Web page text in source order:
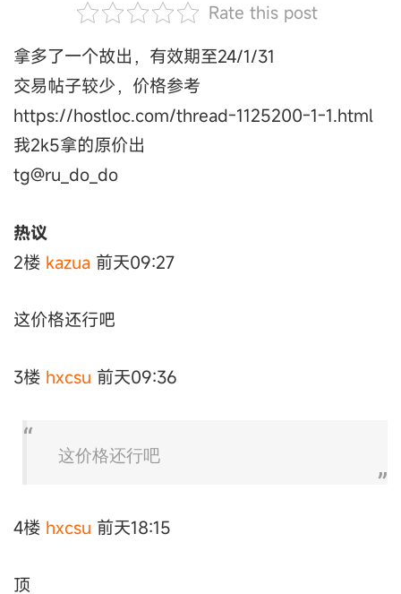
Rate this post
拿多了一个故出，有效期至24/1/31
交易帖子较少，价格参考
https://hostloc.com/thread-1125200-1-1.html
我2k5拿的原价出
tg@ru_do_do
热议
2楼 kazua 前天09:27
这价格还行吧
3楼 hxcsu 前天09:36
这价格还行吧
4楼 hxcsu 前天18:15
顶